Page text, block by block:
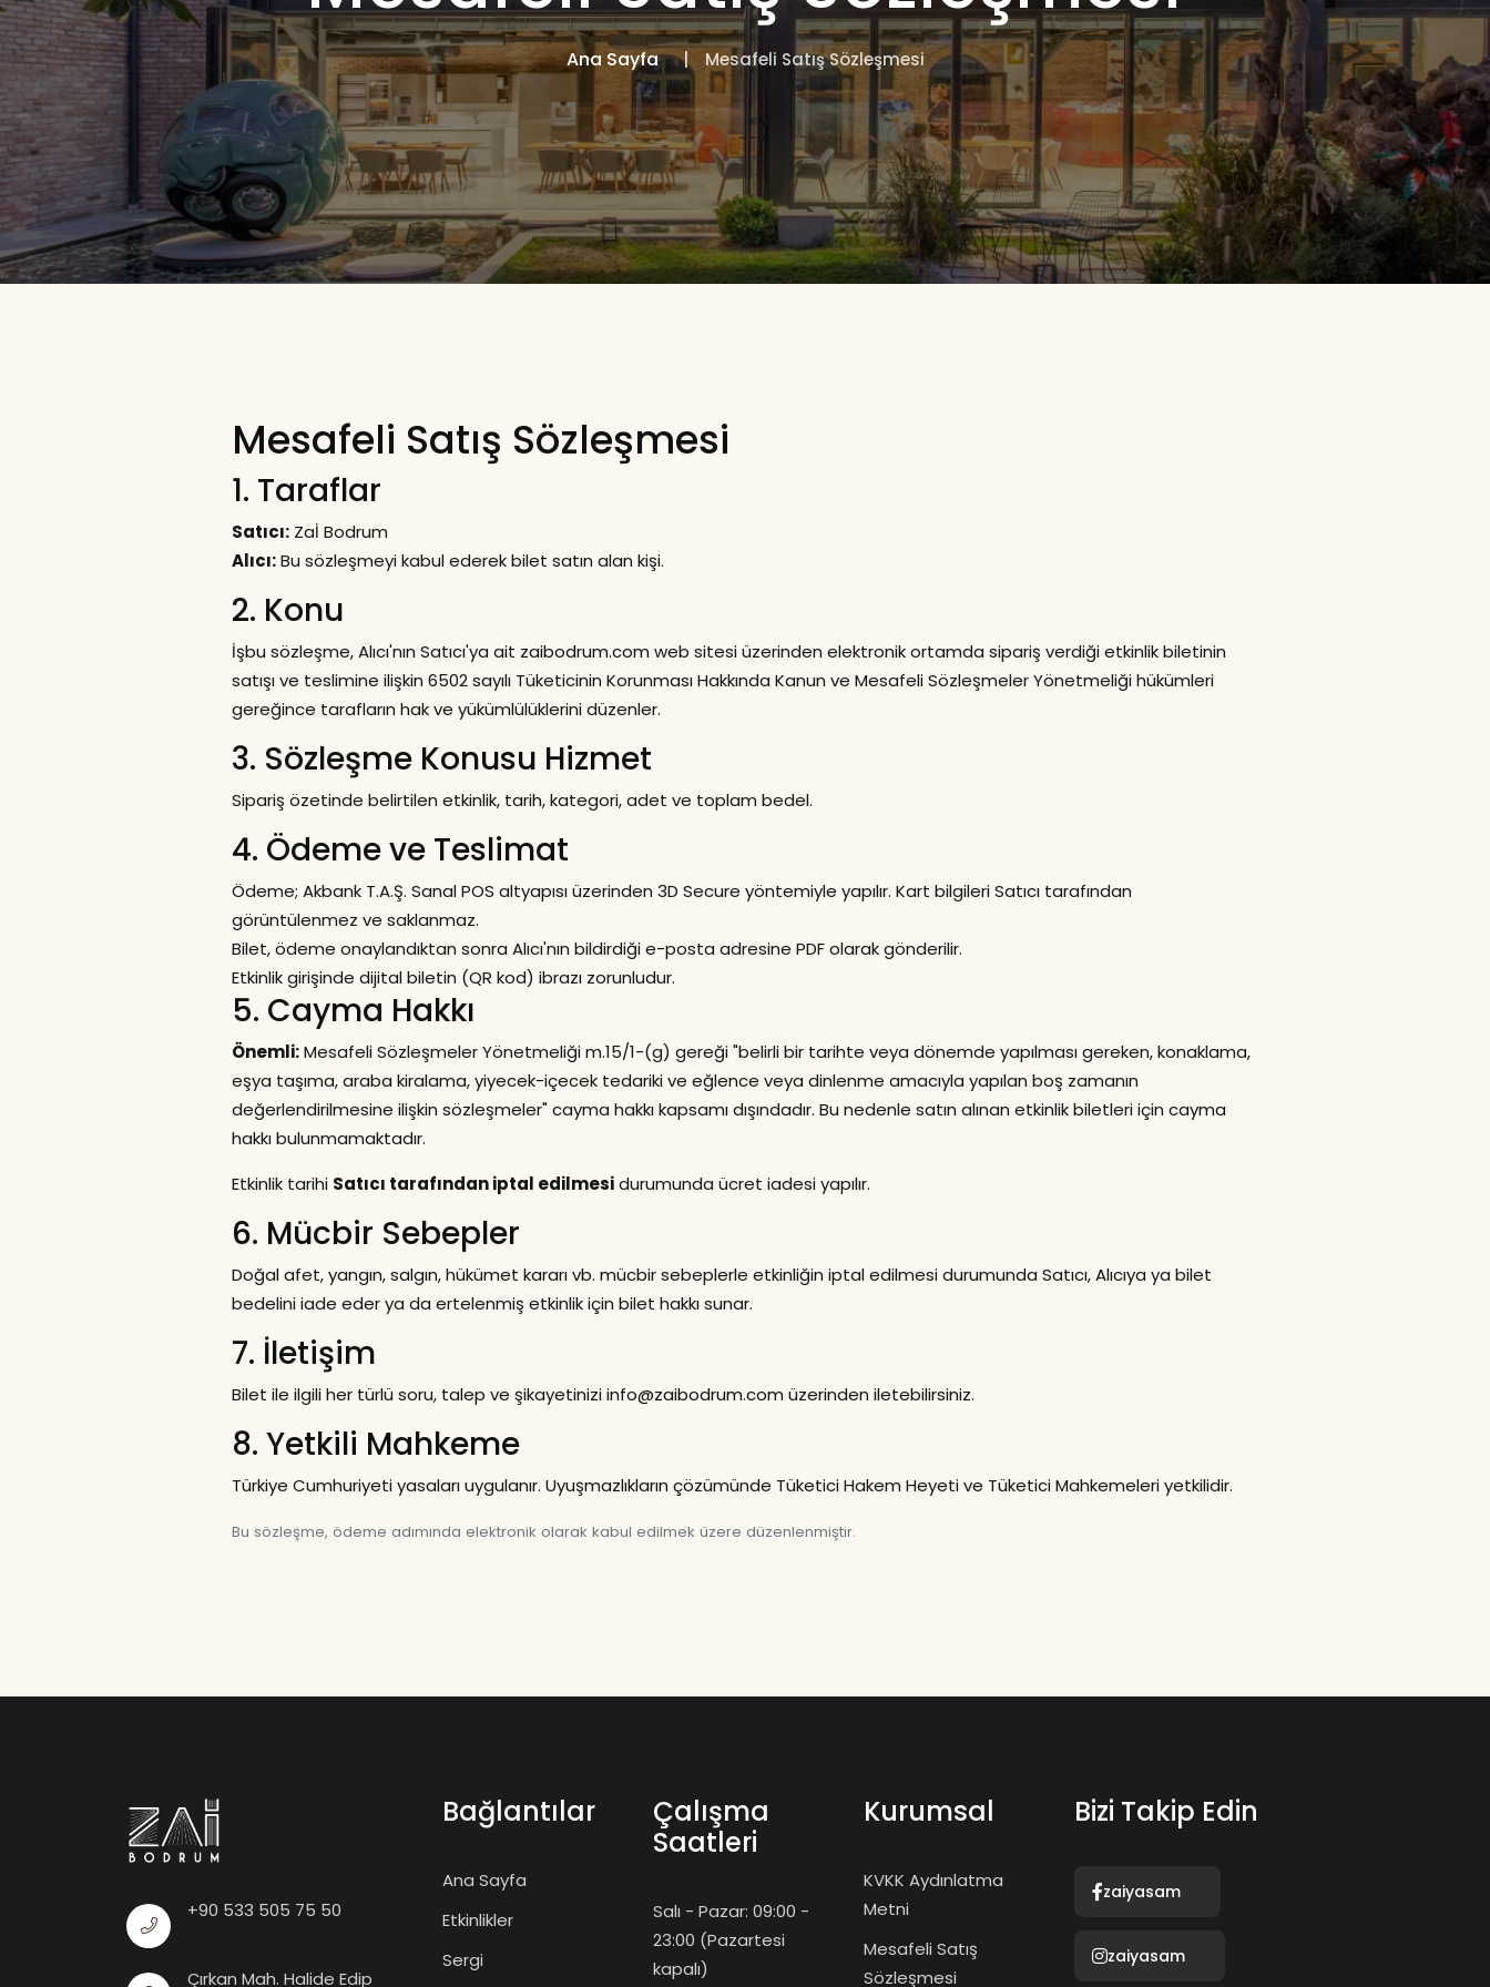
Ana Sayfa Mesafeli Satış Sözleşmesi
Mesafeli Satış Sözleşmesi
1. Taraflar
Satıcı: Zaİ Bodrum
Alıcı:Bu sözleşmeyi kabul ederek bilet satın alan kişi.
2. Konu
İşbu sözleşme, Alıcı'nın Satıcı'ya ait zaibodrum.com web sitesi üzerinden elektronik ortamda sipariş verdiği etkinlik biletinin
satışı ve teslimine ilişkin 6502 sayılı Tüketicinin Korunması Hakkında Kanun ve Mesafeli Sözleşmeler Yönetmeliği hükümleri
gereğince tarafların hak ve yükümlülüklerini düzenler.
3. Sözleşme Konusu Hizmet
Sipariş özetinde belirtilen etkinlik, tarih, kategori, adet ve toplam bedel.
4. Ödeme ve Teslimat
Ödeme; Akbank T.A.Ş. Sanal POS altyapısı üzerinden 3D Secure yöntemiyle yapılır. Kart bilgileri Satıcı tarafından
görüntülenmez ve saklanmaz.
Bilet, ödeme onaylandıktan sonra Alıcı'nın bildirdiği e-posta adresine PDF olarak gönderilir.
Etkinlik girişinde dijital biletin (QR kod) ibrazı zorunludur.
5. Cayma Hakkı
Önemli:Mesafeli Sözleşmeler Yönetmeliği m.15/1-(g) gereği "belirli bir tarihte veya dönemde yapılması gereken, konaklama,
eşya taşıma, araba kiralama, yiyecek-içecek tedariki ve eğlence veya dinlenme amacıyla yapılan boş zamanın
değerlendirilmesine ilişkin sözleşmeler" cayma hakkı kapsamı dışındadır. Bu nedenle satın alınan etkinlik biletleri için cayma
hakkı bulunmamaktadır.
Etkinlik tarihi Satıcı tarafından iptal edilmesidurumunda ücret iadesi yapılır.
6. Mücbir Sebepler
Doğal afet, yangın, salgın, hükümet kararı vb. mücbir sebeplerle etkinliğin iptal edilmesi durumunda Satıcı, Alıcıya ya bilet
bedelini iade eder ya da ertelenmiş etkinlik için bilet hakkı sunar.
7. İletişim
Bilet ile ilgili her türlü soru, talep ve şikayetiniziinfo@zaibodrum.com üzerinden iletebilirsiniz.
8. Yetkili Mahkeme
Türkiye Cumhuriyeti yasaları uygulanır. Uyuşmazlıkların çözümünde Tüketici Hakem Heyeti ve Tüketici Mahkemeleri yetkilidir.
Bu sözleşme, ödeme adımında elektronik olarak kabul edilmek üzere düzenlenmiştir.
+90 533 505 75 50
Çırkan Mah. Halide Edip
Bağlantılar
Ana Sayfa
Etkinlikler
Sergi
Çalışma
Saatleri
Salı - Pazar: 09:00 -
23:00 (Pazartesi
kapalı)
Kurumsal
KVKK Aydınlatma
Metni
Mesafeli Satış
Sözleşmesi
Bizi Takip Edin
zaiyasam
zaiyasam